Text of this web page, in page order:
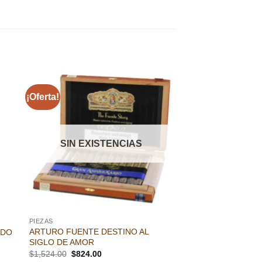
¡Oferta!
Añadir
lista de
deseos
SIN EXISTENCIAS
PIEZAS
ARTURO FUENTE DESTINO AL
SIGLO DE AMOR
$1,524.00 El
$824.00El